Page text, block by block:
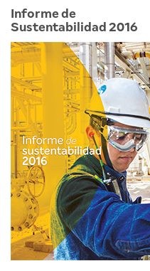
Informe de
Sustentabilidad 2016